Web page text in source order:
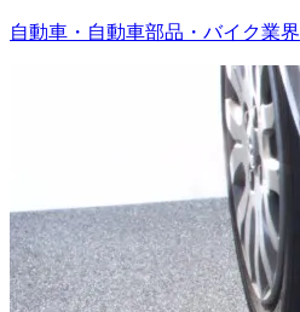
自動車・自動車部品・バイク業界